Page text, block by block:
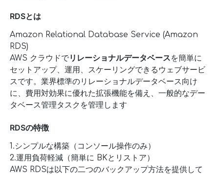
RDSとは
Amazon Relational Database Service (Amazon
RDS)
AWS クラウドでリレーショナルデータベースを簡単に
セットアップ、運用、スケーリングできるウェブサービ
スです。業界標準のリレーショナルデータベース向け
に、費用対効果に優れた拡張機能を備え、一般的なデー
タベース管理タスクを管理します
RDSの特徴
1.シンプルな構築（コンソール操作のみ）
2.運用負荷軽減（簡単に BKとリストア）
AWS RDSは以下の二つのバックアップ方法を提供して